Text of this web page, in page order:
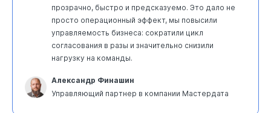
прозрачно, быстро и предсказуемо. Это дало не
просто операционный эффект, мы повысили
управляемость бизнеса: сократили цикл
согласования в разы и значительно снизили
нагрузку на команды.
Александр Финашин
Управляющий партнер в компании Мастердата